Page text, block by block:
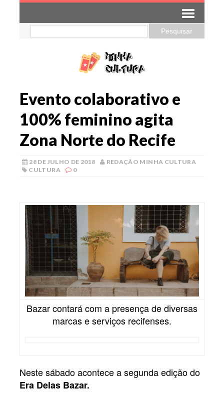
Evento colaborativo e
100% feminino agita
Zona Norte do Recife
28 DE JULHO DE 2018
REDAÇÃO MINHA CULTURA
CULTURA
0
Bazar contará com a presença de diversas
marcas e serviços recifenses.
Neste sábado acontece a segunda edição do
Era Delas Bazar.